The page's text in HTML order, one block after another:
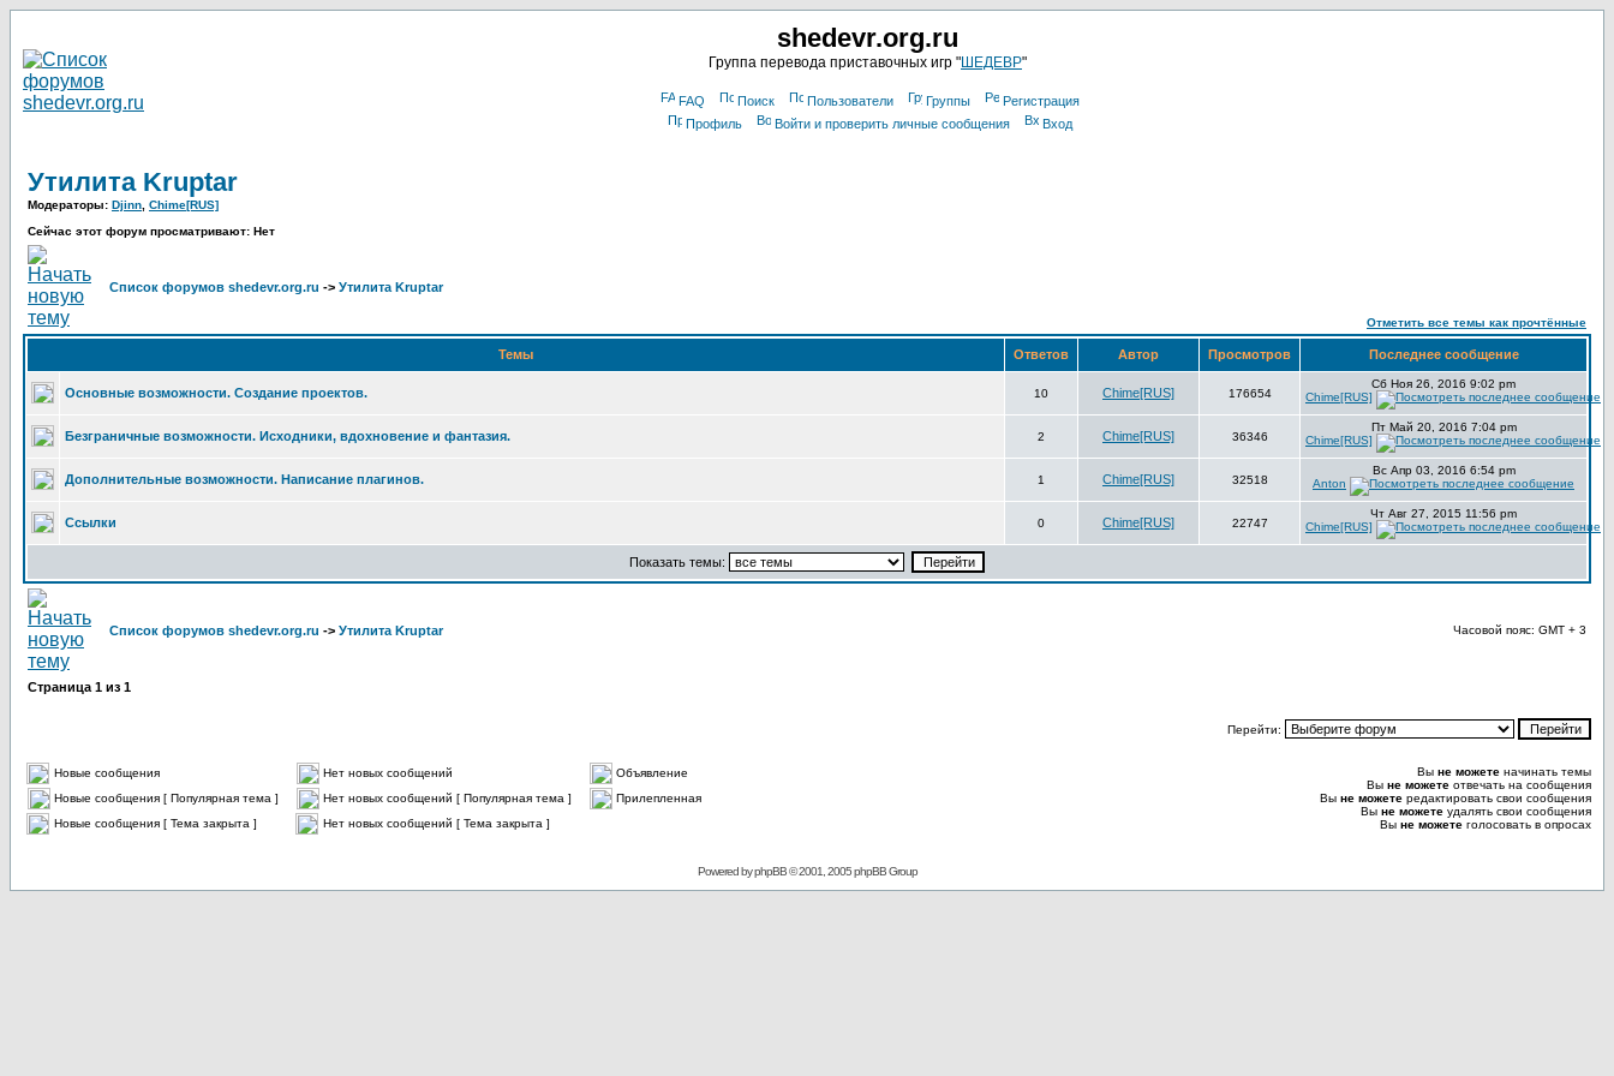
shedevr.org.ru
Группа перевода приставочных игр "ШЕДЕВР"
FAQ Поиск Пользователи Группы
Регистрация
Профиль
Войти и проверить личные сообщения Вход
Утилита Kruptar
Модераторы: Djinn Chime[RUS]
Сейчас этот форум просматривают: Нет
Список форумов shedevr.org.ru -> Утилита Kruptar
Отметить все темы как прочтённые
Темы Ответов Автор Просмотров Последнее сообщение
Основные возможности. Создание проектов. 10 Chime[RUS] 176654
Сб Ноя 26, 2016 9:02 pm
Chime[RUS]
Безграничные возможности. Исходники, вдохновение и фантазия. 2 Chime[RUS] 36346
Пт Май 20, 2016 7:04 pm
Chime[RUS]
Дополнительные возможности. Написание плагинов. 1 Chime[RUS] 32518
Вс Апр 03, 2016 6:54 pm
Anton
Ссылки 0 Chime[RUS] 22747
Чт Авг 27, 2015 11:56 pm
Chime[RUS]
Показать темы:
Список форумов shedevr.org.ru -> Утилита Kruptar Часовой пояс: GMT + 3
Страница 1 из 1
Перейти:
Новые сообщения Нет новых сообщений
Объявление
Новые сообщения [ Популярная тема ]
Нет новых сообщений [ Популярная тема ]
Прилепленная
Новые сообщения [ Тема закрыта ]
Нет новых сообщений [ Тема закрыта ]
Вы не можете начинать темы
Вы не можете отвечать на сообщения
Вы не можете редактировать свои сообщения
Вы не можете удалять свои сообщения
Вы не можете голосовать в опросах
Powered byphpBB© 2001, 2005 phpBB Group